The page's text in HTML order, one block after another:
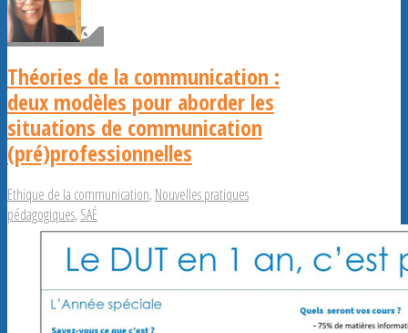
Théories de la communication :
deux modèles pour aborder les
situations de communication
(pré)professionnelles
Ethique de la communication,Nouvelles pratiques
pédagogiques,SAÉ